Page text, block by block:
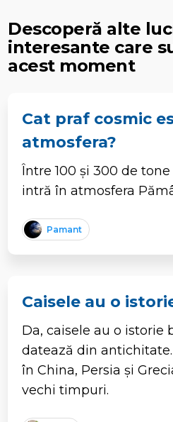
Descoperă alte
interesante care
acest moment
Cat praf cosmic
atmosfera?
Între 100 și 300 de
intră în atmosfera
Pamant
Caisele au o
Da, caisele au o istorie
datează din
în China, Persia și
vechi timpuri.